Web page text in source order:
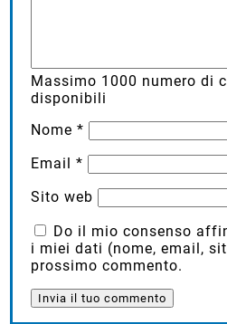
Massimo 1000 numero di
disponibili
Nome*
Email*
Sito web
Do il mio consenso
i miei dati (nome, email,
prossimo commento.